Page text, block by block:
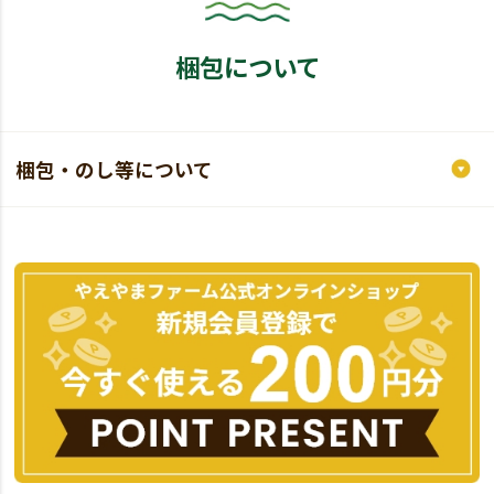
梱包について
梱包・のし等について